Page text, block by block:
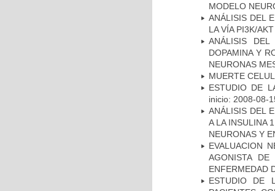
MODELO
ANÁLISIS DEL
LA VÍA PI3K/
ANÁLISIS
DOPAMINA Y
NEURONAS
MUERTE
ESTUDIO DE
inicio: 2008-08-
ANÁLISIS DEL
A LA INSULINA
NEURONAS Y
EVALUACION
AGONISTA
ENFERMEDAD
ESTUDIO DE